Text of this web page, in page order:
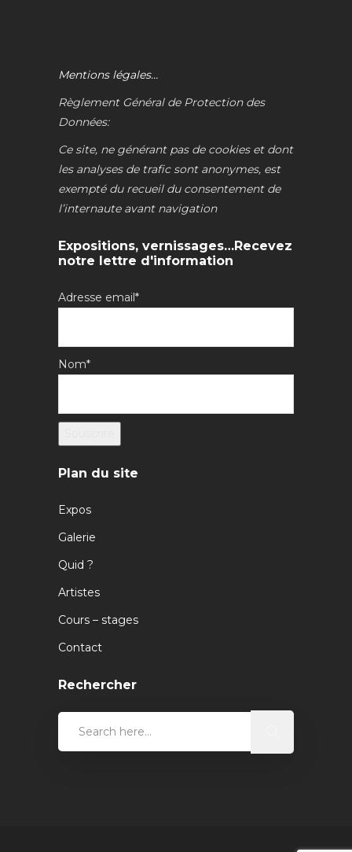
Mentions légales…
Règlement Général de Protection des
Données:
Ce site, ne générant pas de cookies et dont
les analyses de trafic sont anonymes, est
exempté du recueil du consentement de
l’internaute avant navigation
Expositions, vernissages…Recevez
notre lettre d'information
Adresse email*
Nom*
Plan du site
Expos
Galerie
Quid ?
Artistes
Cours – stages
Contact
Rechercher